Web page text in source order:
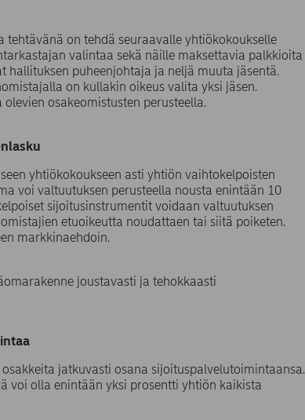
on tehdä seuraavalle yhtiökokoukselle
valintaa sekä näille maksettavia palkkioita
hallituksen puheenjohtaja ja neljä muuta jäsentä.
on kullakin oikeus valita yksi jäsen.
osakeomistusten perusteella.
yhtiökokoukseen asti yhtiön vaihtokelpoisten
voi valtuutuksen perusteella nousta enintään 10
sijoitusinstrumentit voidaan valtuutuksen
etuoikeutta noudattaen tai siitä poiketen.
markkinaehdoin.
joustavasti ja tehokkaasti
jatkuvasti osana sijoituspalvelutoimintaansa.
voi olla enintään yksi prosentti yhtiön kaikista